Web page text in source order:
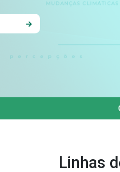
Linhas